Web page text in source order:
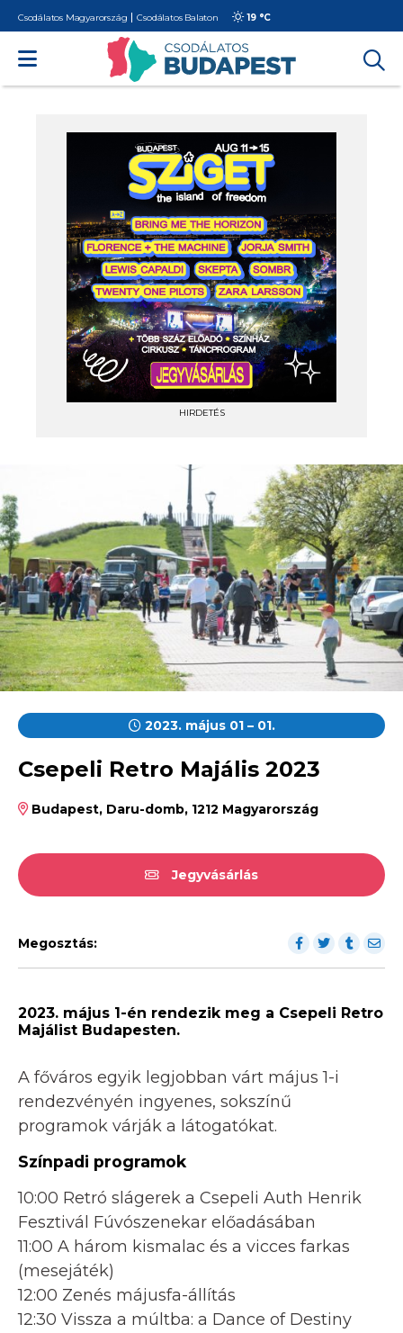
Csodálatos Magyarország Csodálatos Balaton 19 °C
HIRDETÉS
2023. május 01 – 01.
Csepeli Retro Majális 2023
Budapest, Daru-domb, 1212 Magyarország
Jegyvásárlás
Megosztás:
2023. május 1-én rendezik meg a Csepeli Retro
Majálist Budapesten.
A főváros egyik legjobban várt május 1-i
rendezvényén ingyenes, sokszínű
programok várják a látogatókat.
Színpadi programok
10:00 Retró slágerek a Csepeli Auth Henrik
Fesztivál Fúvószenekar előadásában
11:00 A három kismalac és a vicces farkas
(mesejáték)
12:00 Zenés májusfa-állítás
12:30 Vissza a múltba: a Dance of Destiny